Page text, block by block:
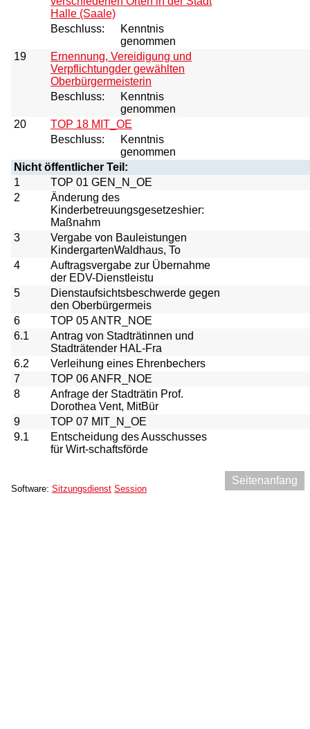
Halle (Saale)
Beschluss:
Kenntnis
genommen
19
Ernennung, Vereidigung und
Verpflichtungder gewählten
Oberbürgermeisterin
Beschluss:
Kenntnis
genommen
20
TOP 18 MIT_OE
Beschluss:
Kenntnis
genommen
Nicht öffentlicher Teil:
1
TOP 01 GEN_N_OE
2
Änderung des
Kinderbetreuungsgesetzeshier:
Maßnahm
3
Vergabe von Bauleistungen
KindergartenWaldhaus, To
4
Auftragsvergabe zur Übernahme
der EDV-Dienstleistu
5
Dienstaufsichtsbeschwerde gegen
den Oberbürgermeis
6
TOP 05 ANTR_NOE
6.1
Antrag von Stadträtinnen und
Stadträtender HAL-Fra
6.2
Verleihung eines Ehrenbechers
7
TOP 06 ANFR_NOE
8
Anfrage der Stadträtin Prof.
Dorothea Vent, MitBür
9
TOP 07 MIT_N_OE
9.1
Entscheidung des Ausschusses
für Wirt-schaftsförde
Seitenanfang
Software: Sitzungsdienst Session